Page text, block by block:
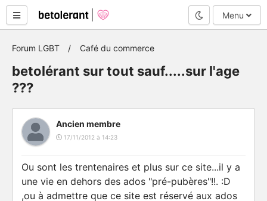
Mode nuit
Menu
Forum LGBT Café du commerce
betolérant sur tout sauf.....sur l'age
???
Ancien membre
17/11/2012 à 14:23
Ou sont les trentenaires et plus sur ce site...il y a
une vie en dehors des ados "pré-pubères"!!. :D
,ou à admettre que ce site est réservé aux ados